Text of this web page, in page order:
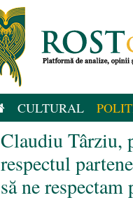
CULTURAL
Claudiu Târziu,
respectul
să ne